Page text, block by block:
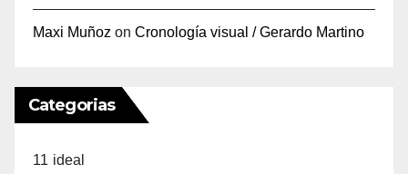
Maxi Muñoz on Cronología visual / Gerardo Martino
Categorias
11 ideal